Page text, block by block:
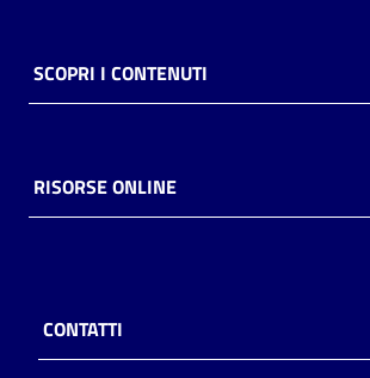
Piani
Decentrate
SCOPRI I CONTENUTI
RISORSE ONLINE
CONTATTI